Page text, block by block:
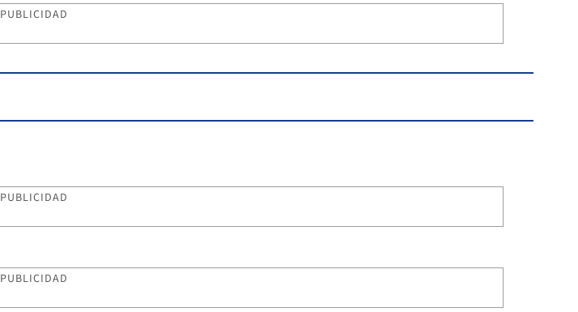
PUBLICIDAD
PUBLICIDAD
PUBLICIDAD